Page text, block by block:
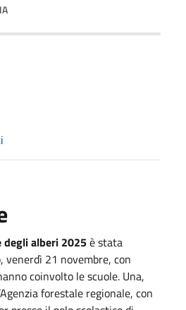
degli alberi 2025è stata
venerdì 21 novembre, con
coinvolto le scuole. Una,
forestale regionale, con